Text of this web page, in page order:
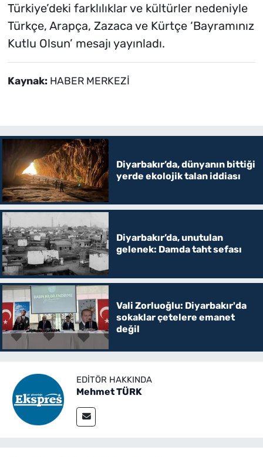
Türkiye’deki farklılıklar ve kültürler nedeniyle
Türkçe, Arapça, Zazaca ve Kürtçe ‘Bayramınız
Kutlu Olsun’ mesajı yayınladı.
Kaynak: HABER MERKEZİ
Diyarbakır’da, dünyanın bittiği
yerde ekolojik talan iddiası
Diyarbakır’da, unutulan
gelenek: Damda taht sefası
Vali Zorluoğlu: Diyarbakır'da
sokaklar çetelere emanet
değil
EDITÖR HAKKINDA
Mehmet TÜRK